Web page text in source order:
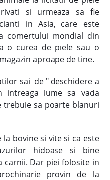
si urmeaza sa fie
in Asia, care este
comertului mondial din
o curea de piele sau o
aproape de tine.
sai de " deschidere a
intreaga lume sa vada
trebuie sa poarte blanuri
bovine si vite si ca este
hidoase si bine
Dar piei folosite in
provin de la